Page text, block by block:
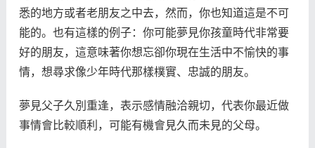
悉的地方或者老朋友之中去，然而，你也知道這是不可
能的。也有這樣的例子：你可能夢見你孩童時代非常要
好的朋友，這意味著你想忘卻你現在生活中不愉快的事
情，想尋求像少年時代那樣樸實、忠誠的朋友。
夢見父子久別重逢，表示感情融洽親切，代表你最近做
事情會比較順利，可能有機會見久而未見的父母。